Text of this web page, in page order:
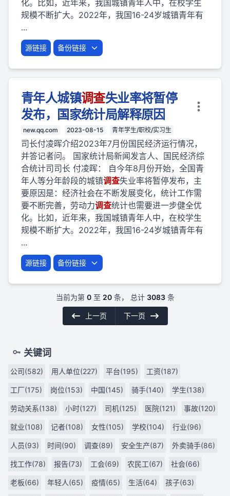
化。比如，近年来，我国城镇青年人中，在校学生
规模不断扩大。2022年，我国16-24岁城镇青年有
...
源链接 备份链接
青年人城镇调查失业率将暂停
发布，国家统计局解释原因
new.qq.com 2023-08-15 青年学生/职校/实习生
司长付凌晖介绍2023年7月份国民经济运行情况，
并答记者问。 国家统计局新闻发言人、国民经济综
合统计司司长 付凌晖： 自今年8月份开始，全国青
年人等分年龄段的城镇调查失业率将暂停发布，主
要原因是：经济社会在不断发展变化，统计工作需
要不断完善，劳动力调查统计也需要进一步健全优
化。比如，近年来，我国城镇青年人中，在校学生
规模不断扩大。2022年，我国16-24岁城镇青年有
...
源链接 备份链接
当前为第 0至 20条， 总计 3083条
上一页 下一页
关键词
公司(582) 用人单位(227) 平台(195) 工资(187)
工厂(175) 岗位(153) 中国(145) 骑手(140) 学生(138)
劳动关系(138) 小时(127) 司机(125) 医院(121) 事故(120)
就业(108) 记者(108) 女性(105) 学校(104) 行业(96)
人员(93) 时间(90) 调查(89) 安全生产(87) 外卖骑手(86)
找工作(78) 报告(73) 工会(69) 农民工(67) 社会(66)
老板(66) 年轻人(65) 疫情(65) 生活(64) 孩子(63)